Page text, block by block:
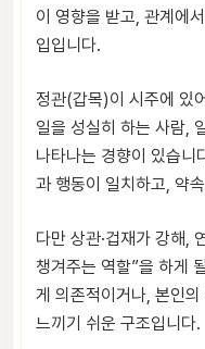
이 영향을 받고, 관계에
입입니다.
정관(갑목)이 시주에 있
일을 성실히 하는 사람,
나타나는 경향이 있습니
과 행동이 일치하고, 약
다만 상관·겁재가 강해,
챙겨주는 역할”을 하게
게 의존적이거나, 본인
느끼기 쉬운 구조입니다.